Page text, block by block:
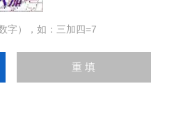
字），如：三加四=7